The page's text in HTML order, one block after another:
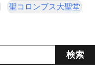
聖コロンブス大聖堂